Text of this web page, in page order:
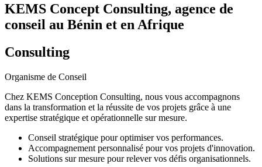
KEMS Concept Consulting, agence de
conseil au Bénin et en Afrique
Consulting
Organisme de Conseil
Chez KEMS Conception Consulting, nous vous accompagnons
dans la transformation et la réussite de vos projets grâce à une
expertise stratégique et opérationnelle sur mesure.
Conseil stratégique pour optimiser vos performances.
Accompagnement personnalisé pour vos projets d'innovation.
Solutions sur mesure pour relever vos défis organisationnels.